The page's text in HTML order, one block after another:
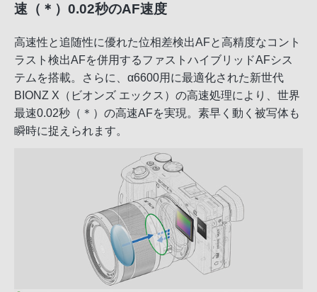
速（＊）0.02秒のAF速度
高速性と追随性に優れた位相差検出AFと高精度なコント
ラスト検出AFを併用するファストハイブリッドAFシス
テムを搭載。さらに、α6600用に最適化された新世代
BIONZ X（ビオンズ エックス）の高速処理により、世界
最速0.02秒（＊）の高速AFを実現。素早く動く被写体も
瞬時に捉えられます。